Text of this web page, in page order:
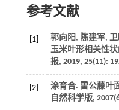
参考文献
[1] 郭向阳, 陈建军,
玉米叶形相关性状
报, 2019, 25(11):
[2] 涂育合. 雷公藤叶
自然科学版, 2007